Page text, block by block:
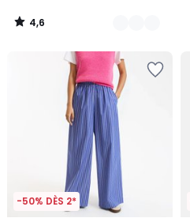
4,6
/
-50% DÈS 2*